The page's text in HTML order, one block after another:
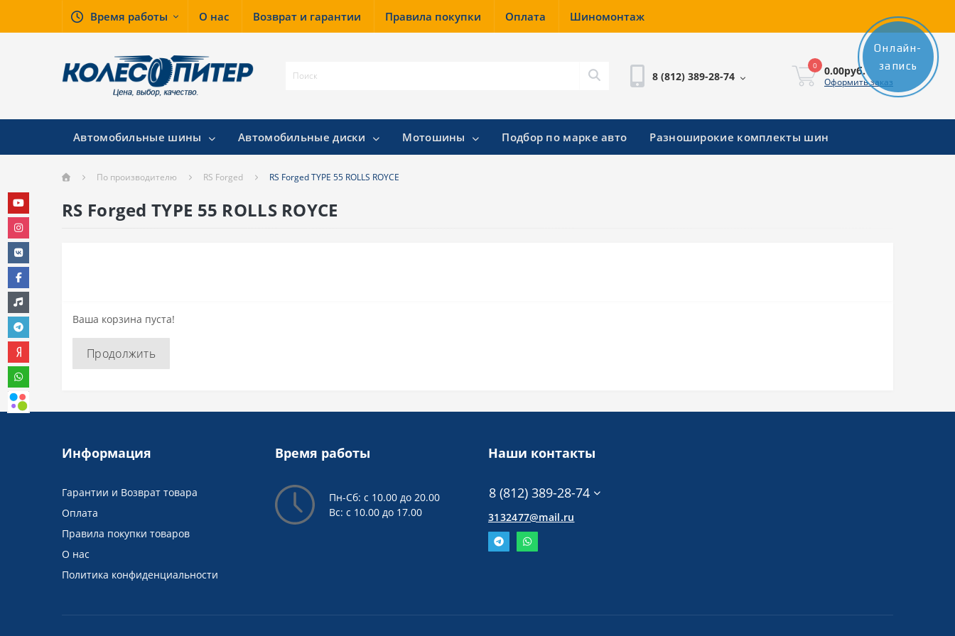
Время работы О нас Возврат и гарантии Правила покупки Оплата Шиномонтаж
8 (812) 389-28-74
0 0.00руб.
Оформить заказ
Автомобильные шины Автомобильные диски Мотошины Подбор по марке авто Разноширокие комплекты шин
По производителю RS Forged RS Forged TYPE 55 ROLLS ROYCE
RS Forged TYPE 55 ROLLS ROYCE
Ваша корзина пуста!
Продолжить
Онлайн-
запись
Информация
Гарантии и Возврат товара
Оплата
Правила покупки товаров
О нас
Политика конфиденциальности
Время работы
Пн-Сб: с 10.00 до 20.00
Вс: с 10.00 до 17.00
Наши контакты
8 (812) 389-28-74
3132477@mail.ru